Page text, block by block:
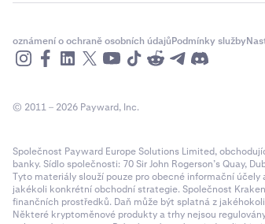
oznámení o ochraně osobních údajůPodmínky služby
© 2011 – 2026 Payward, Inc.
Společnost Payward Europe Solutions Limited,
banky. Sídlo společnosti: 70 Sir John Rogerson’s Quay,
Tyto materiály slouží pouze pro obecné informační
jakékoli konkrétní obchodní strategie. Společnost
finančních prostředků. Daň může být splatná z
Některé kryptoměnové produkty a trhy nejsou